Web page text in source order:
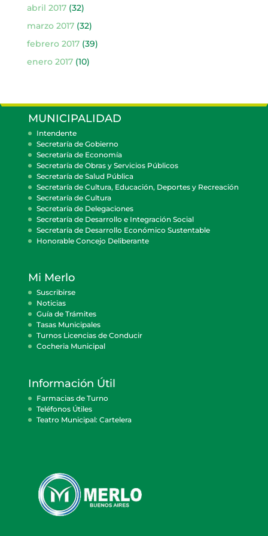
abril 2017(32)
marzo 2017(32)
febrero 2017(39)
enero 2017(10)
MUNICIPALIDAD
Intendente
Secretaría de Gobierno
Secretaría de Economía
Secretaría de Obras y Servicios Públicos
Secretaría de Salud Pública
Secretaría de Cultura, Educación, Deportes y Recreación
Secretaría de Cultura
Secretaría de Delegaciones
Secretaría de Desarrollo e Integración Social
Secretaría de Desarrollo Económico Sustentable
Honorable Concejo Deliberante
Mi Merlo
Suscribirse
Noticias
Guía de Trámites
Tasas Municipales
Turnos Licencias de Conducir
Cocheria Municipal
Información Útil
Farmacias de Turno
Teléfonos Útiles
Teatro Municipal: Cartelera